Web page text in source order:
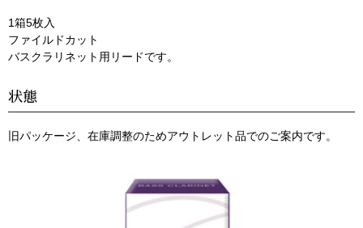
1箱5枚入
ファイルドカット
バスクラリネット用リードです。
状態
旧パッケージ、在庫調整のためアウトレット品でのご案内です。